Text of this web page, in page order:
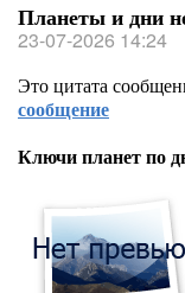
Планеты и дни
23-07-2026 14:24
Это цитата
сообщение
Ключи планет по